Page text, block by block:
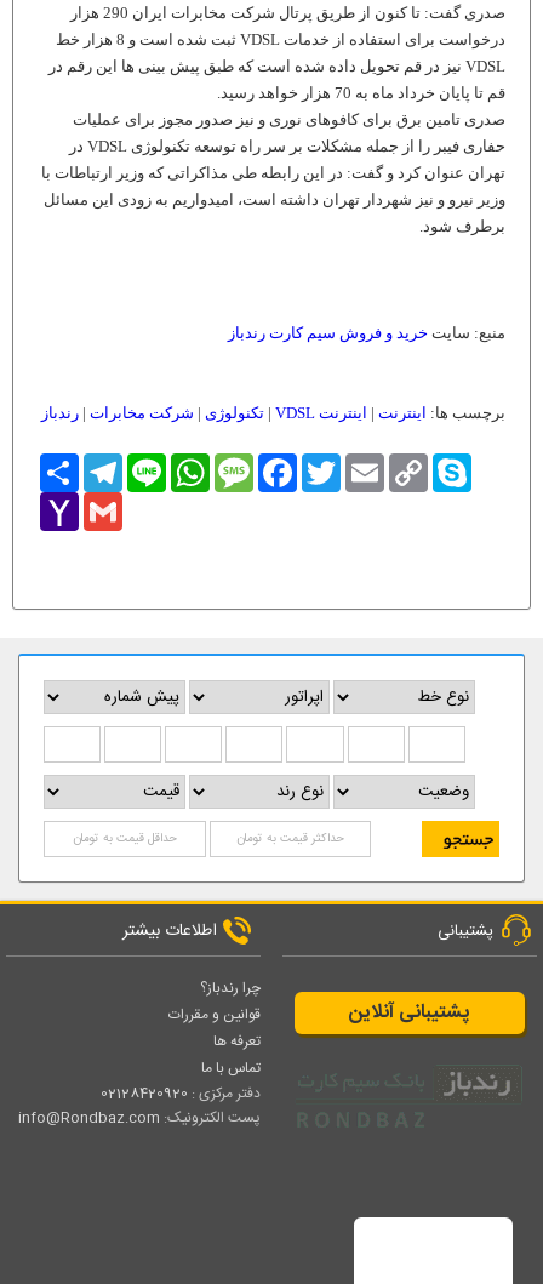
صدری گفت: تا کنون از طریق پرتال شرکت مخابرات ایران 290 هزار
درخواست برای استفاده از خدمات VDSL ثبت شده است و 8 هزار خط
VDSL نیز در قم تحویل داده شده است که طبق پیش بینی ها این رقم در
قم تا پایان خرداد ماه به 70 هزار خواهد رسید.
صدری تامین برق برای کافوهای نوری و نیز صدور مجوز برای عملیات
حفاری فیبر را از جمله مشکلات بر سر راه توسعه تکنولوژی VDSL در
تهران عنوان کرد و گفت: در این رابطه طی مذاکراتی که وزیر ارتباطات با
وزیر نیرو و نیز شهردار تهران داشته است، امیدواریم به زودی این مسائل
برطرف شود.
منبع: سایت خرید و فروش سیم کارت رندباز
برچسب ها: اینترنت | اینترنت VDSL | تکنولوژی | شرکت مخابرات | رندباز
اشتراکTelegram Line
WhatsAppMessageFacebookTwitter Email
Copy
Link
Skype
Yahoo
Mail
Gmail
پشتیبانی
پشتیبانی آنلاین
اطلاعات بیشتر
چرا رندباز؟
قوانین و مقررات
تعرفه ها
تماس با ما
دفتر مرکزی : 02128420920
پست الکترونیک: info@Rondbaz.com